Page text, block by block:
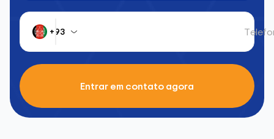
+93
Entrar em contato agora